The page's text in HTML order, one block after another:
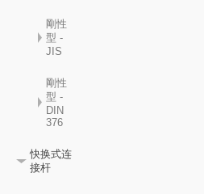
剛性
型 -
JIS
剛性
型 -
DIN
376
快换式连
接杆